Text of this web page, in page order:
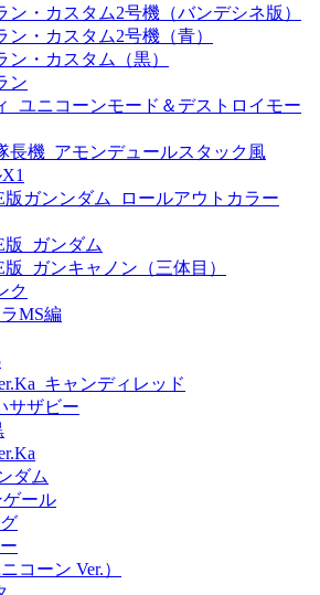
ン・カスタム2号機（バンデシネ版）
ン・カスタム2号機（青）
ン・カスタム（黒）
ン
_ユニコーンモード＆デストロイモー
長機_アモンデュールスタック風
ガンンダム_ロールアウトカラー
_ガンダム
_ガンキャノン（三体目）
ク
MS編
キャンディレッド
サザビー
ダム
ゲール
コーン Ver.）